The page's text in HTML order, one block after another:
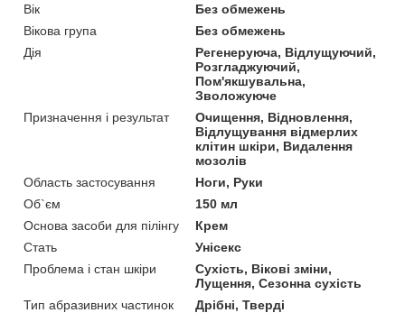
Вік
Без обмежень
Вікова група
Без обмежень
Дія
Регенеруюча, Відлущуючий,
Розгладжуючий,
Пом'якшувальна,
Зволожуюче
Призначення і результат
Очищення, Відновлення,
Відлущування відмерлих
клітин шкіри, Видалення
мозолів
Область застосування
Ноги, Руки
Об`єм
150 мл
Основа засоби для пілінгу
Крем
Стать
Унісекс
Проблема і стан шкіри
Сухість, Вікові зміни,
Лущення, Сезонна сухість
Тип абразивних частинок
Дрібні, Тверді